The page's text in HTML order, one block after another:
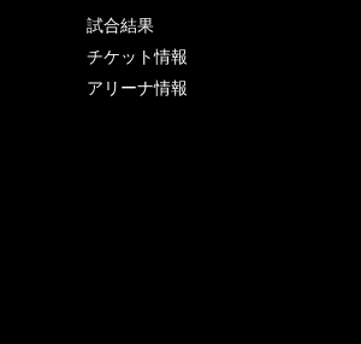
試合結果
チケット情報
アリーナ情報